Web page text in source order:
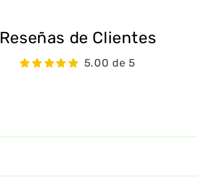
Reseñas de Clientes
5.00 de 5